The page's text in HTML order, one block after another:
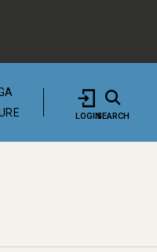
LOGINSEARCH